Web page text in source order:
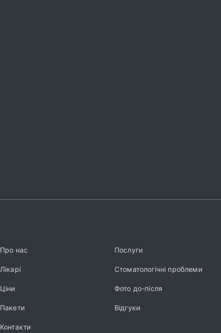
Про нас Послуги
Лікарі Стоматологічні проблеми
Ціни Фото до-після
Пакети Відгуки
Контакти